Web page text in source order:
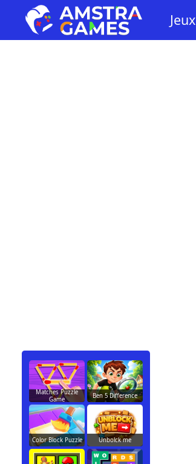
Jeux
Matches Puzzle
Game
Ben 5 Difference
Color Block Puzzle Unbolck me